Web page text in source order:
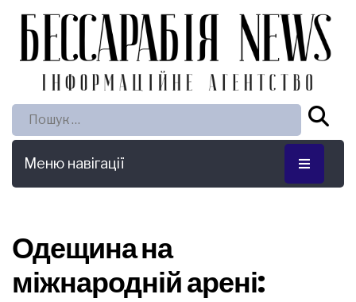
Пошук:
Меню навігації
Одещина на
міжнародній арені: